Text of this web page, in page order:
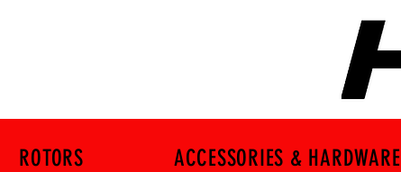
ROTORS ACCESSORIES & HARDWARE